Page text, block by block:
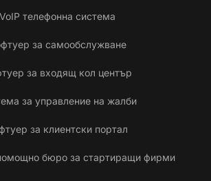
VoIP телефонна система
за самообслужване
за входящ кол център
за управление на жалби
за клиентски портал
бюро за стартиращи фирми